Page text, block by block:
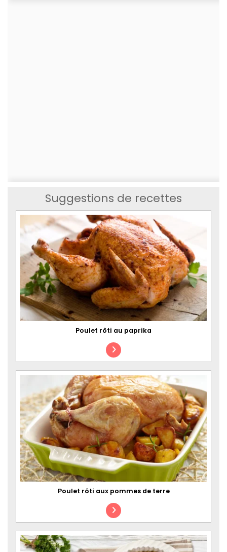
Suggestions de recettes
Poulet rôti au paprika
Poulet rôti aux pommes de terre